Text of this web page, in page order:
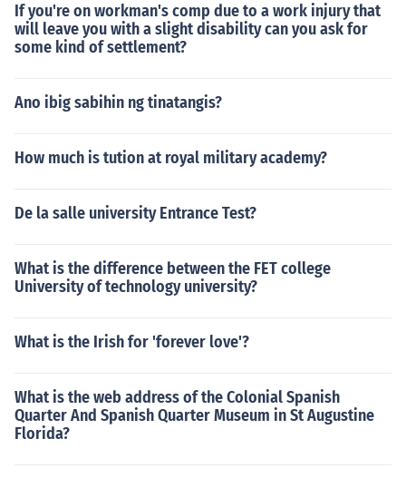
If you're on workman's comp due to a work injury that
will leave you with a slight disability can you ask for
some kind of settlement?
Ano ibig sabihin ng tinatangis?
How much is tution at royal military academy?
De la salle university Entrance Test?
What is the difference between the FET college
University of technology university?
What is the Irish for 'forever love'?
What is the web address of the Colonial Spanish
Quarter And Spanish Quarter Museum in St Augustine
Florida?